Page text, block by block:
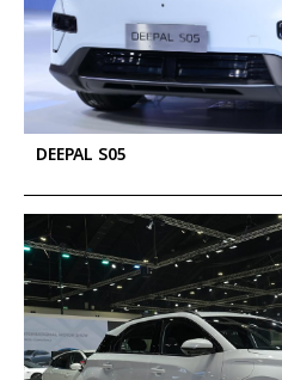
DEEPAL S05